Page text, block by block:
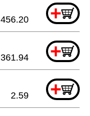
+
456.20
+
361.94
+
2.59